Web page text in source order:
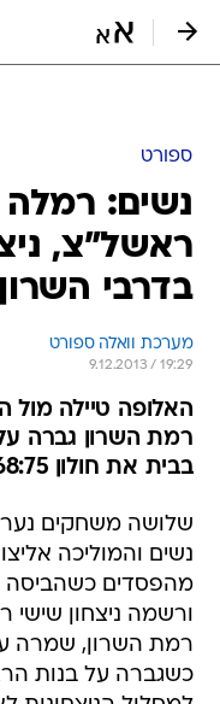
ספורט
נשים:
ראשל"צ,
בדרבי השרון
מערכת וואלה ספורט
9.12.2013 / 19:29
בבית את חולון 68:75
שלושה משחקים
נשים והמוליכה
ורשמה ניצחון שישי
רמת השרון, שמרה